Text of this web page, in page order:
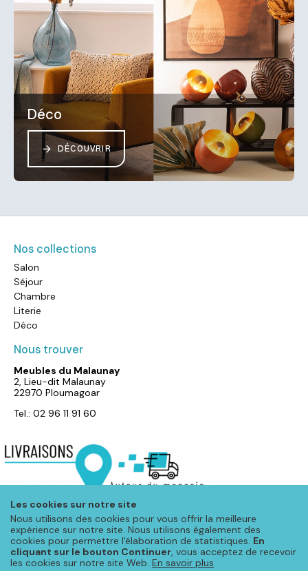
Les cookies sur notre site
Nous utilisons des cookies pour vous offrir la meilleure
expérience sur notre site. Nous utilisons également des
cookies pour permettre l'élaboration de statistiques. En
cliquant sur le bouton Continuer, vous acceptez de recevoir
les cookies sur notre site Web. En savoir plus
Déco
DÉCOUVRIR
Nos collections
Salon
Séjour
Chambre
Literie
Déco
Nous trouver
Meubles du Malaunay
2, Lieu-dit Malaunay
22970 Ploumagoar
Tel.: 02 96 11 91 60